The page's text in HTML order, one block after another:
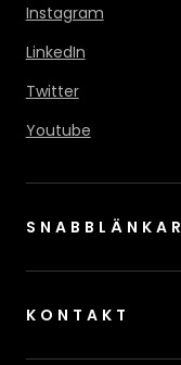
Instagram
LinkedIn
Twitter
Youtube
SNABBLÄNKAR
KONTAKT